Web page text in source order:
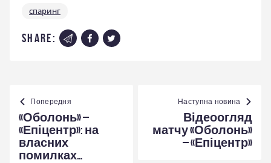
спаринг
share:
Навігація
записів
Попередня
«Оболонь» –
«Епіцентр»: на
власних
помилках…
Наступна новина
Відеоогляд
матчу «Оболонь»
– «Епіцентр»